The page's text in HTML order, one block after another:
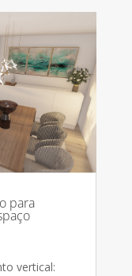
para
vertical: